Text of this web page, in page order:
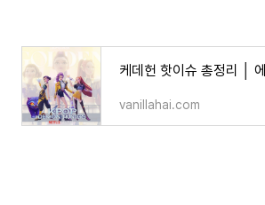
vanillahai.com